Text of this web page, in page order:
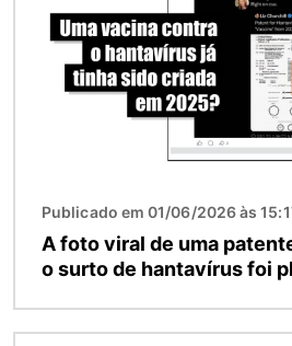
Publicado em 01/06/2026 às
A foto viral de uma
o surto de hantavírus foi